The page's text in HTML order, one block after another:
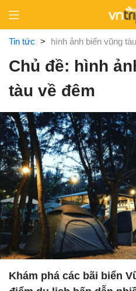
content
Tin tức > hình ảnh biển vũng
Chủ đề: hình
tàu về đêm
Khám phá các bãi biển